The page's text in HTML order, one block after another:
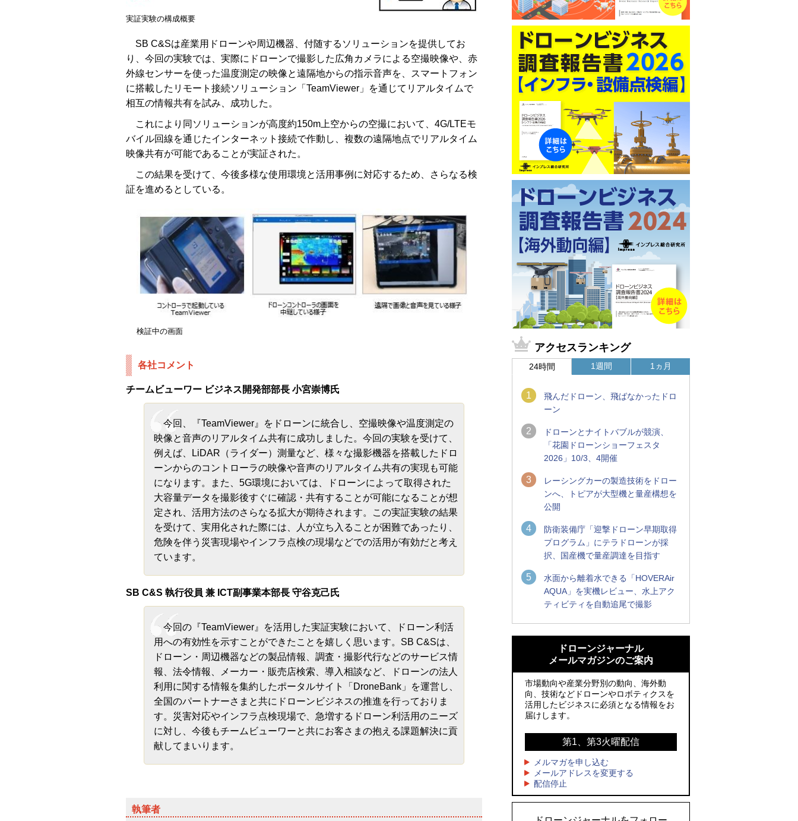
実証実験の構成概要
SB C&Sは産業用ドローンや周辺機器、付随するソリューションを提供してお
り、今回の実験では、実際にドローンで撮影した広角カメラによる空撮映像や、赤
外線センサーを使った温度測定の映像と遠隔地からの指示音声を、スマートフォン
に搭載したリモート接続ソリューション「TeamViewer」を通じてリアルタイムで
相互の情報共有を試み、成功した。
これにより同ソリューションが高度約150m上空からの空撮において、4G/LTEモ
バイル回線を通じたインターネット接続で作動し、複数の遠隔地点でリアルタイム
映像共有が可能であることが実証された。
この結果を受けて、今後多様な使用環境と活用事例に対応するため、さらなる検
証を進めるとしている。
検証中の画面
各社コメント
チームビューワー ビジネス開発部部長 小宮崇博氏
今回、『TeamViewer』をドローンに統合し、空撮映像や温度測定の
映像と音声のリアルタイム共有に成功しました。今回の実験を受けて、
例えば、LiDAR（ライダー）測量など、様々な撮影機器を搭載したドロ
ーンからのコントローラの映像や音声のリアルタイム共有の実現も可能
になります。また、5G環境においては、ドローンによって取得された
大容量データを撮影後すぐに確認・共有することが可能になることが想
定され、活用方法のさらなる拡大が期待されます。この実証実験の結果
を受けて、実用化された際には、人が立ち入ることが困難であったり、
危険を伴う災害現場やインフラ点検の現場などでの活用が有効だと考え
ています。
SB C&S 執行役員 兼 ICT副事業本部長 守谷克己氏
今回の『TeamViewer』を活用した実証実験において、ドローン利活
用への有効性を示すことができたことを嬉しく思います。SB C&Sは、
ドローン・周辺機器などの製品情報、調査・撮影代行などのサービス情
報、法令情報、メーカー・販売店検索、導入相談など、ドローンの法人
利用に関する情報を集約したポータルサイト「DroneBank」を運営し、
全国のパートナーさまと共にドローンビジネスの推進を行っておりま
す。災害対応やインフラ点検現場で、急増するドローン利活用のニーズ
に対し、今後もチームビューワーと共にお客さまの抱える課題解決に貢
献してまいります。
アクセスランキング
24時間
1
飛んだドローン、飛ばなかったドロ
ーン
2
ドローンとナイトバブルが競演、
「花園ドローンショーフェスタ
2026」10/3、4開催
3
レーシングカーの製造技術をドロー
ンへ、トピアが大型機と量産構想を
公開
4
防衛装備庁「迎撃ドローン早期取得
プログラム」にテラドローンが採
択、国産機で量産調達を目指す
5
水面から離着水できる「HOVERAir
AQUA」を実機レビュー、水上アク
ティビティを自動追尾で撮影
1週間
グラム」にテラドローンが採択、国産機
で量産調達を目指す
ROBOZ、北名古屋市制20周年記念で「空
飛ぶLEDスクリーン」とドローンショー
による新演出を実施
パイダーマン』や「M!LK」とのコラボド
ローンショー8/1開催
飛んだドローン、飛ばなかったドローン
5
ドローンとナイトバブルが競演、「花園
1ヵ月
飛ぶLEDスクリーン」とドローンショー
による新演出を実施
防衛装備庁「迎撃ドローン早期取得プロ
グラム」にテラドローンが採択、国産機
で量産調達を目指す
の花火」打ち上げ、キリンビールがライ
ブ中継と連動した支援企画
国産AUVを社会実装へ、スタートアップ
「BlueArch株式会社」設立
ドローンジャーナル
メールマガジンのご案内
市場動向や産業分野別の動向、海外動
向、技術などドローンやロボティクスを
活用したビジネスに必須となる情報をお
届けします。
第1、第3火曜配信
メルマガを申し込む
メールアドレスを変更する
配信停止